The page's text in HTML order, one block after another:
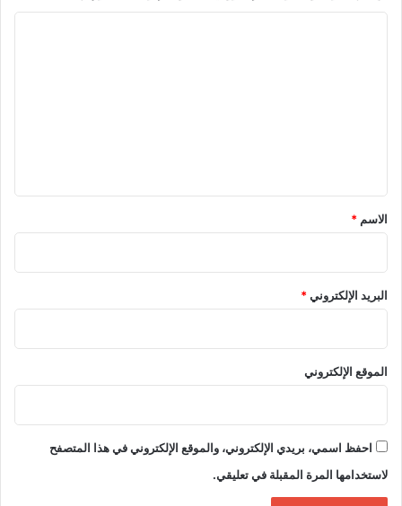
*
الاسم *
البريد الإلكتروني*
الموقع الإلكتروني
احفظ اسمي، بريدي الإلكتروني، والموقع الإلكتروني في هذا المتصفح
لاستخدامها المرة المقبلة في تعليقي.